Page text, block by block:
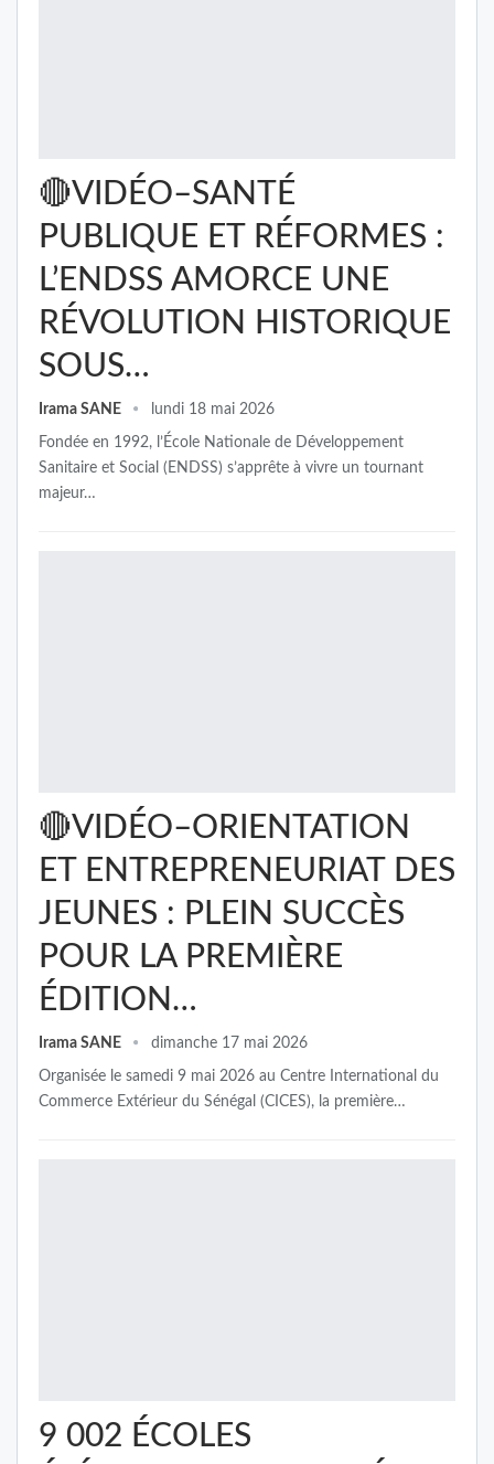
🔴VIDÉO–SANTÉ
PUBLIQUE ET RÉFORMES :
L’ENDSS AMORCE UNE
RÉVOLUTION HISTORIQUE
SOUS…
Irama SANE lundi 18 mai 2026
Fondée en 1992, l’École Nationale de Développement
Sanitaire et Social (ENDSS) s’apprête à vivre un tournant
majeur…
🔴VIDÉO–ORIENTATION
ET ENTREPRENEURIAT DES
JEUNES : PLEIN SUCCÈS
POUR LA PREMIÈRE
ÉDITION…
Irama SANE dimanche 17 mai 2026
Organisée le samedi 9 mai 2026 au Centre International du
Commerce Extérieur du Sénégal (CICES), la première…
9 002 ÉCOLES